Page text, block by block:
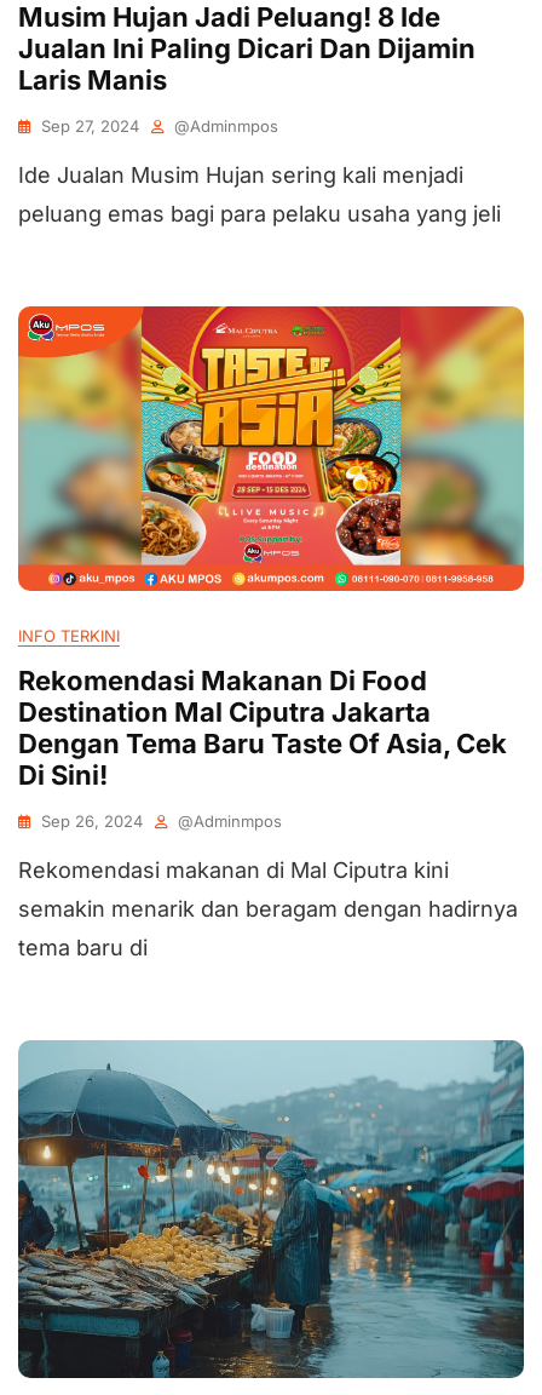
Musim Hujan Jadi Peluang! 8 Ide
Jualan Ini Paling Dicari Dan Dijamin
Laris Manis
Sep 27, 2024 @adminmpos
Ide Jualan Musim Hujan sering kali menjadi
peluang emas bagi para pelaku usaha yang jeli
INFO TERKINI
Rekomendasi Makanan Di Food
Destination Mal Ciputra Jakarta
Dengan Tema Baru Taste Of Asia, Cek
Di Sini!
Sep 26, 2024 @adminmpos
Rekomendasi makanan di Mal Ciputra kini
semakin menarik dan beragam dengan hadirnya
tema baru di